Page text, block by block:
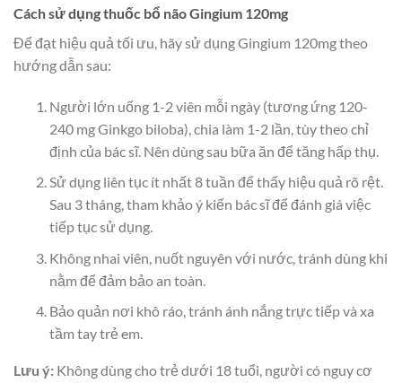
Cách sử dụng thuốc bổ não Gingium 120mg
Để đạt hiệu quả tối ưu, hãy sử dụng Gingium 120mg theo
hướng dẫn sau:
Người lớn uống 1-2 viên mỗi ngày (tương ứng 120-
240 mg Ginkgo biloba), chia làm 1-2 lần, tùy theo chỉ
định của bác sĩ. Nên dùng sau bữa ăn để tăng hấp thụ.
Sử dụng liên tục ít nhất 8 tuần để thấy hiệu quả rõ rệt.
Sau 3 tháng, tham khảo ý kiến bác sĩ để đánh giá việc
tiếp tục sử dụng.
Không nhai viên, nuốt nguyên với nước, tránh dùng khi
nằm để đảm bảo an toàn.
Bảo quản nơi khô ráo, tránh ánh nắng trực tiếp và xa
tầm tay trẻ em.
Lưu ý: Không dùng cho trẻ dưới 18 tuổi, người có nguy cơ